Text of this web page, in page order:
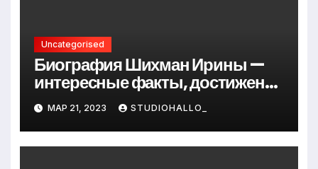
Uncategorised
Биография Шихман Ирины —
интересные факты, достижения
и путь к успеху
МАР 21, 2023 STUDIOHALLO_